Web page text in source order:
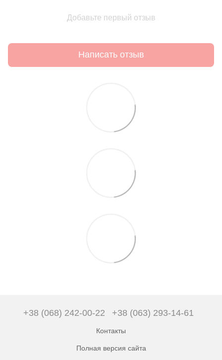
Добавьте первый отзыв
Написать отзыв
+38 (068) 242-00-22 +38 (063) 293-14-61
Контакты
Полная версия сайта